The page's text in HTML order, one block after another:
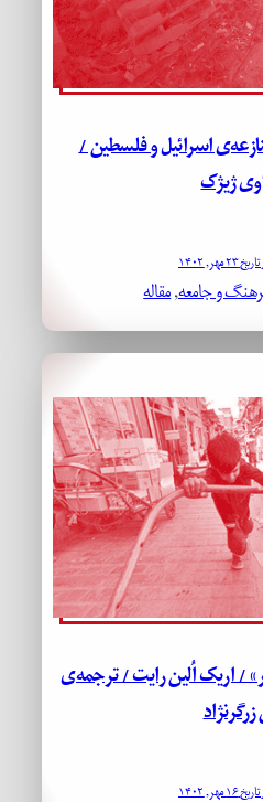
اسرائیل و فلسطین /
ژیژک
۱۴۰۲
و جامعه, مقاله
/ اریک اُلین رایت / ترجمه‌ی
۱۴۰۲